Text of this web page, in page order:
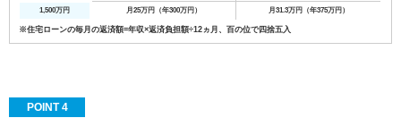
1,500万円 月25万円（年300万円） 月31.3万円（年375万円）
※住宅ローンの毎月の返済額=年収×返済負担額÷12ヵ月、百の位で四捨五入
POINT 4